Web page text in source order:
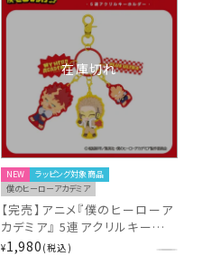
在庫切れ
NEW
ラッピング対象商品
僕のヒーローアカデミア
【完売】アニメ『僕のヒーローア
カデミア』 5連アクリルキーホル
ダー ＜ エンデヴァー・ホークス
¥1,980 税込